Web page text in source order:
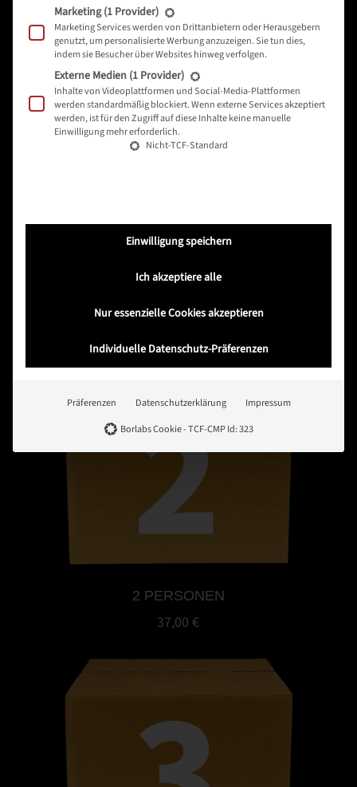
Marmelade | Gemüsesticks | Gemischter
Brotkorb (Brot, Semmeln, Croissants, Brezen) |
Orangensaft | zwei Mini Bowls | Obst
ALLERGENINFORMATION
ANNAHMESCHLUSS FÜR
NÄCHSTEN TAG: 17 UHR
berücksichtigt oder vorbereitet.
2 PERSONEN
37,00 €
Marketing (1 Provider)
Marketing Services werden von Drittanbietern oder Herausgebern
genutzt, um personalisierte Werbung anzuzeigen. Sie tun dies,
indem sie Besucher über Websites hinweg verfolgen.
Externe Medien (1 Provider)
Inhalte von Videoplattformen und Social-Media-Plattformen
werden standardmäßig blockiert. Wenn externe Services akzeptiert
werden, ist für den Zugriff auf diese Inhalte keine manuelle
Einwilligung mehr erforderlich.
Nicht-TCF-Standard
Einwilligung speichern
Ich akzeptiere alle
Nur essenzielle Cookies akzeptieren
Individuelle Datenschutz-Präferenzen
Präferenzen Datenschutzerklärung
Impressum
Borlabs Cookie - TCF-CMP Id: 323